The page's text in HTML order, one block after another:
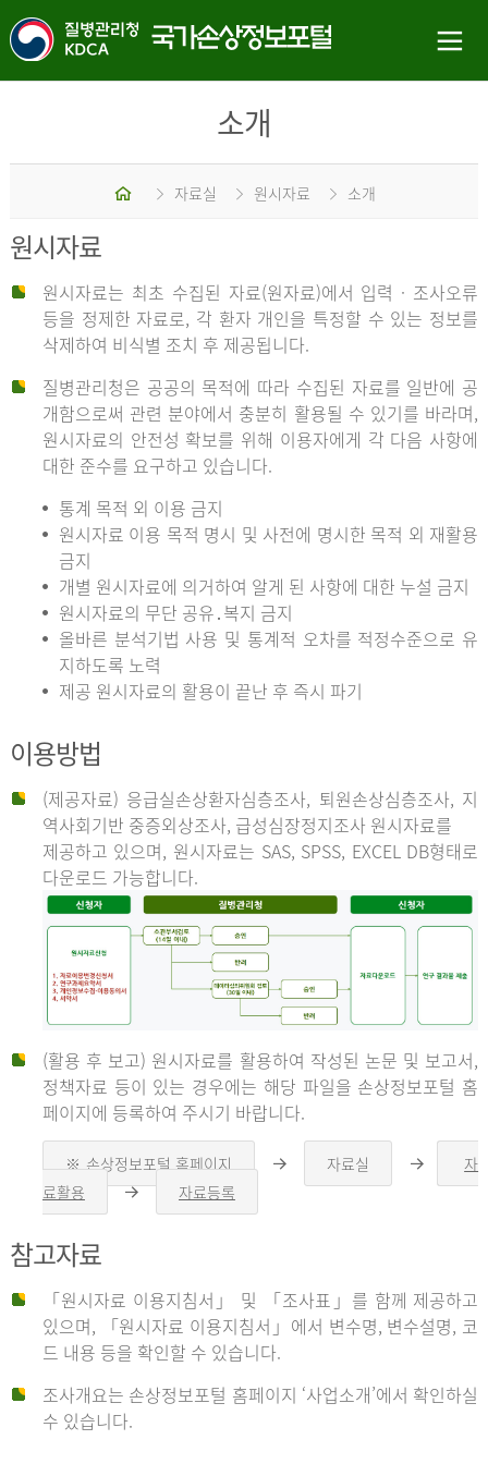
소개
홈 자료실 원시자료 소개
원시자료
원시자료는 최초 수집된 자료(원자료)에서 입력 · 조사오류
등을 정제한 자료로, 각 환자 개인을 특정할 수 있는 정보를
삭제하여 비식별 조치 후 제공됩니다.
질병관리청은 공공의 목적에 따라 수집된 자료를 일반에 공
개함으로써 관련 분야에서 충분히 활용될 수 있기를 바라며,
원시자료의 안전성 확보를 위해 이용자에게 각 다음 사항에
대한 준수를 요구하고 있습니다.
통계 목적 외 이용 금지
원시자료 이용 목적 명시 및 사전에 명시한 목적 외 재활용
금지
개별 원시자료에 의거하여 알게 된 사항에 대한 누설 금지
원시자료의 무단 공유․복지 금지
올바른 분석기법 사용 및 통계적 오차를 적정수준으로 유
지하도록 노력
제공 원시자료의 활용이 끝난 후 즉시 파기
이용방법
(제공자료) 응급실손상환자심층조사, 퇴원손상심층조사, 지
역사회기반 중증외상조사, 급성심장정지조사 원시자료를
제공하고 있으며, 원시자료는 SAS, SPSS, EXCEL DB형태로
다운로드 가능합니다.
신
청
자
신
청
자
는
1.
자
(활용 후 보고) 원시자료를 활용하여 작성된 논문 및 보고서,
정책자료 등이 있는 경우에는 해당 파일을 손상정보포털 홈
페이지에 등록하여 주시기 바랍니다.
※ 손상정보포털 홈페이지
른
자료실
른
자
료활용
른
자료등록
참고자료
「원시자료 이용지침서」 및 「조사표」를 함께 제공하고
있으며, 「원시자료 이용지침서」에서 변수명, 변수설명, 코
드 내용 등을 확인할 수 있습니다.
조사개요는 손상정보포털 홈페이지 ‘사업소개’에서 확인하실
수 있습니다.